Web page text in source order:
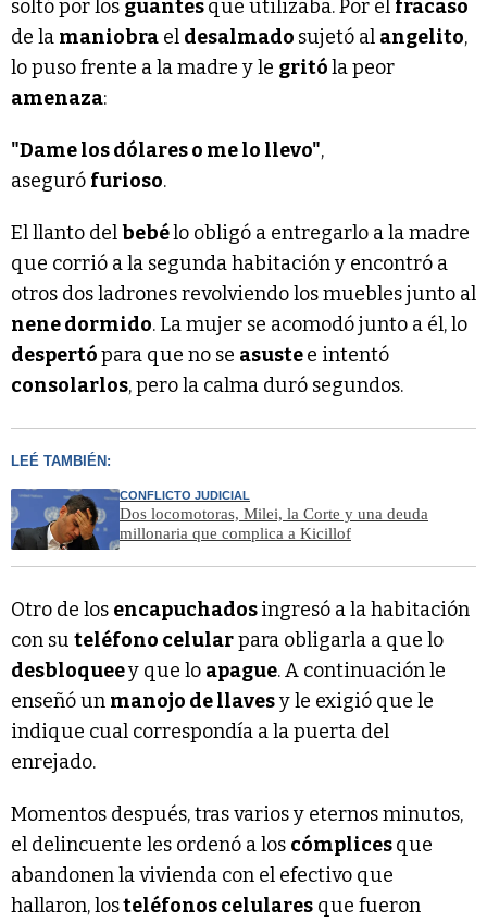
soltó por los guantesque utilizaba. Por el fracaso
de la maniobra el desalmado sujetó al angelito,
lo puso frente a la madre y le gritóla peor
amenaza:
"Dame los dólares o me lo llevo",
aseguró furioso.
El llanto delbebélo obligó a entregarlo a la madre
que corrió a la segunda habitación y encontró a
otros dos ladrones revolviendo los muebles junto al
nene dormido. La mujer se acomodó junto a él, lo
despertópara que no se asustee intentó
consolarlos, pero la calma duró segundos.
LEÉ TAMBIÉN:
CONFLICTO JUDICIAL
Dos locomotoras, Milei, la Corte y una deuda
millonaria que complica a Kicillof
Otro de los encapuchadosingresó a la habitación
con su teléfono celularpara obligarla a que lo
desbloqueey que lo apague. A continuación le
enseñó un manojo de llavesy le exigió que le
indique cual correspondía a la puerta del
enrejado.
Momentos después, tras varios y eternos minutos,
el delincuente les ordenó a los cómplicesque
abandonen la vivienda con el efectivo que
hallaron, losteléfonos celulares que fueron